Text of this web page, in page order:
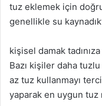
tuz eklemek için doğru
genellikle su
kişisel damak
Bazı kişiler daha
az tuz kullanmayı
yaparak en uygun tuz